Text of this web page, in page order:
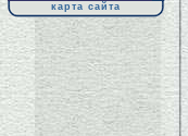
карта сайта